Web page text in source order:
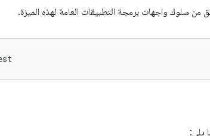
من سلوك واجهات برمجة التطبيقات العامة لهذه الميزة.